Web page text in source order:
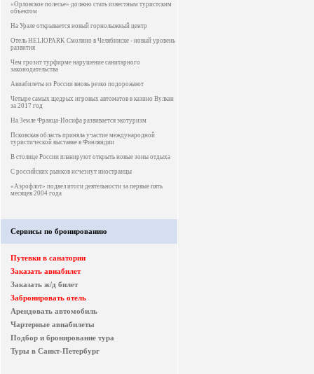
«Орловское полесье» должно стать известным туристским
объектом
На Урале открывается новый горнолыжный центр
Отель HELIOPARK Смолино в Челябинске - новый уровень
развития
Чем грозит турфирме нарушение санитарного
законодательства
Авиабилеты из России вновь резко подорожают
Четыре самых щедрых игровых автоматов в казино Вулкан
за 2017 год
На Земле Франца-Иосифа развивается экотуризм
Псковская область приняла участие международной
туристической выставке в Финляндии
В столице России планируют открыть новые зоны отдыха
С российских рынков исчезнут иностранцы
«Аэрофлот» подвел итоги деятельности за первые пять
месяцев 2004 года
Сервисы по бронированию
Путевки в санатории
Заказать авиабилет
Заказать ж/д билет
Забронировать отель
Арендовать автомобиль
Чартерные авиабилеты
Подбор и бронирование тура
Туры в Санкт-Петербург